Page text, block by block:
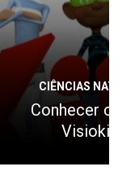
CIÊNCIAS
Conhecer